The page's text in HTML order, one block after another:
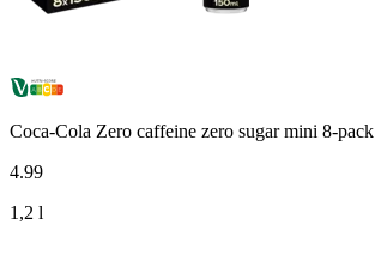
Coca-Cola Zero caffeine zero sugar mini 8-pack
4.99
1,2 l